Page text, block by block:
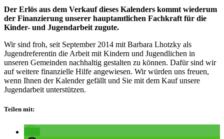
Der Erlös aus dem Verkauf dieses Kalenders kommt wiederum
der Finanzierung unserer hauptamtlichen Fachkraft für die
Kinder- und Jugendarbeit zugute.
Wir sind froh, seit September 2014 mit Barbara Lhotzky als
Jugendreferentin die Arbeit mit Kindern und Jugendlichen in
unseren Gemeinden nachhaltig gestalten zu können. Dafür sind wir
auf weitere finanzielle Hilfe angewiesen. Wir würden uns freuen,
wenn Ihnen der Kalender gefällt und Sie mit dem Kauf unsere
Jugendarbeit unterstützen.
Teilen mit: